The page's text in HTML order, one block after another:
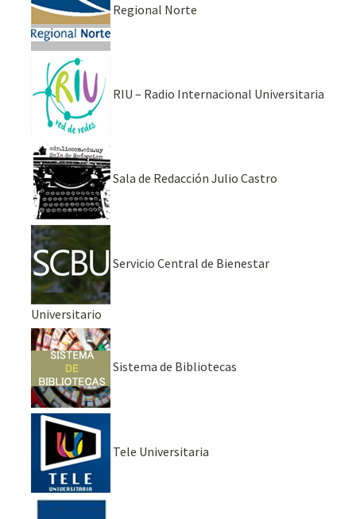
Regional Norte
RIU – Radio Internacional Universitaria
Sala de Redacción Julio Castro
Servicio Central de Bienestar
Universitario
Sistema de Bibliotecas
Tele Universitaria